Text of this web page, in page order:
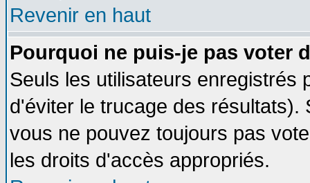
Revenir en haut
Pourquoi ne puis-je pas voter
Seuls les utilisateurs enregistrés
d'éviter le trucage des
vous ne pouvez toujours pas
les droits d'accès appropriés.